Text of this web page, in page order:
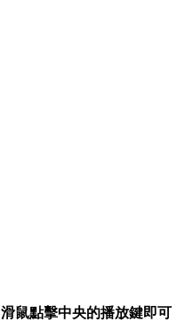
滑鼠點擊中央的播放鍵即可